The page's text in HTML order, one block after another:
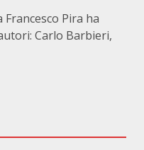
Pira ha
Carlo Barbieri,